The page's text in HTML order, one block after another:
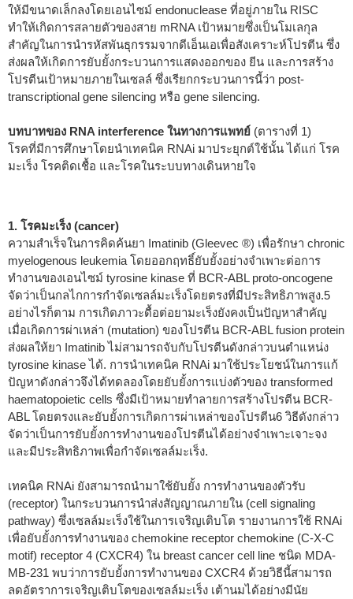
ให้มีขนาดเล็กลงโดยเอนไซม์ endonuclease ที่อยู่ภายใน RISC
ทำให้เกิดการสลายตัวของสาย mRNA เป้าหมายซึ่งเป็นโมเลกุล
สำคัญในการนำรหัสพันธุกรรมจากดีเอ็นเอเพื่อสังเคราะห์โปรตีน ซึ่ง
ส่งผลให้เกิดการยับยั้งกระบวนการแสดงออกของ ยีน และการสร้าง
โปรตีนเป้าหมายภายในเซลล์ ซึ่งเรียกกระบวนการนี้ว่า post-
transcriptional gene silencing หรือ gene silencing.
บทบาทของ RNA interference ในทางการแพทย์ (ตารางที่ 1)
โรคที่มีการศึกษาโดยนำเทคนิค RNAi มาประยุกต์ใช้นั้น ได้แก่ โรค
มะเร็ง โรคติดเชื้อ และโรคในระบบทางเดินหายใจ
1. โรคมะเร็ง (cancer)
ความสำเร็จในการคิดค้นยา Imatinib (Gleevec ®) เพื่อรักษา chronic
myelogenous leukemia โดยออกฤทธิ์ยับยั้งอย่างจำเพาะต่อการ
ทำงานของเอนไซม์ tyrosine kinase ที่ BCR-ABL proto-oncogene
จัดว่าเป็นกลไกการกำจัดเซลล์มะเร็งโดยตรงที่มีประสิทธิภาพสูง.5
อย่างไรก็ตาม การเกิดภาวะดื้อต่อยามะเร็งยังคงเป็นปัญหาสำคัญ
เมื่อเกิดการผ่าเหล่า (mutation) ของโปรตีน BCR-ABL fusion protein
ส่งผลให้ยา Imatinib ไม่สามารถจับกับโปรตีนดังกล่าวบนตำแหน่ง
tyrosine kinase ได้. การนำเทคนิค RNAi มาใช้ประโยชน์ในการแก้
ปัญหาดังกล่าวจึงได้ทดลองโดยยับยั้งการแบ่งตัวของ transformed
haematopoietic cells ซึ่งมีเป้าหมายทำลายการสร้างโปรตีน BCR-
ABL โดยตรงและยับยั้งการเกิดการผ่าเหล่าของโปรตีน6 วิธีดังกล่าว
จัดว่าเป็นการยับยั้งการทำงานของโปรตีนได้อย่างจำเพาะเจาะจง
และมีประสิทธิภาพเพื่อกำจัดเซลล์มะเร็ง.
เทคนิค RNAi ยังสามารถนำมาใช้ยับยั้ง การทำงานของตัวรับ
(receptor) ในกระบวนการนำส่งสัญญาณภายใน (cell signaling
pathway) ซึ่งเซลล์มะเร็งใช้ในการเจริญเติบโต รายงานการใช้ RNAi
เพื่อยับยั้งการทำงานของ chemokine receptor chemokine (C-X-C
motif) receptor 4 (CXCR4) ใน breast cancer cell line ชนิด MDA-
MB-231 พบว่าการยับยั้งการทำงานของ CXCR4 ด้วยวิธีนี้สามารถ
ลดอัตราการเจริญเติบโตของเซลล์มะเร็ง เต้านมได้อย่างมีนัย